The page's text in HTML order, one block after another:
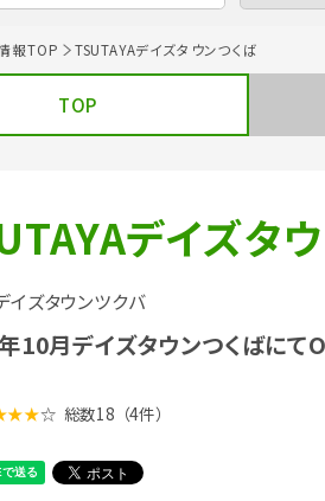
報TOP TSUTAYAデイズタウンつくば
TOP
デイズタ
イズタウンツクバ
10月デイズタウンつくばにて
☆ 総数18 （4件）